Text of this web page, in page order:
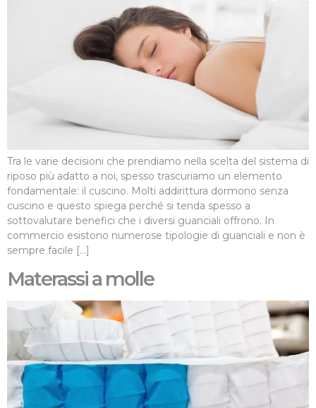
Tra le varie decisioni che prendiamo nella scelta del sistema di
riposo più adatto a noi, spesso trascuriamo un elemento
fondamentale: il cuscino. Molti addirittura dormono senza
cuscino e questo spiega perché si tenda spesso a
sottovalutare benefici che i diversi guanciali offrono. In
commercio esistono numerose tipologie di guanciali e non è
sempre facile […]
Materassi a molle